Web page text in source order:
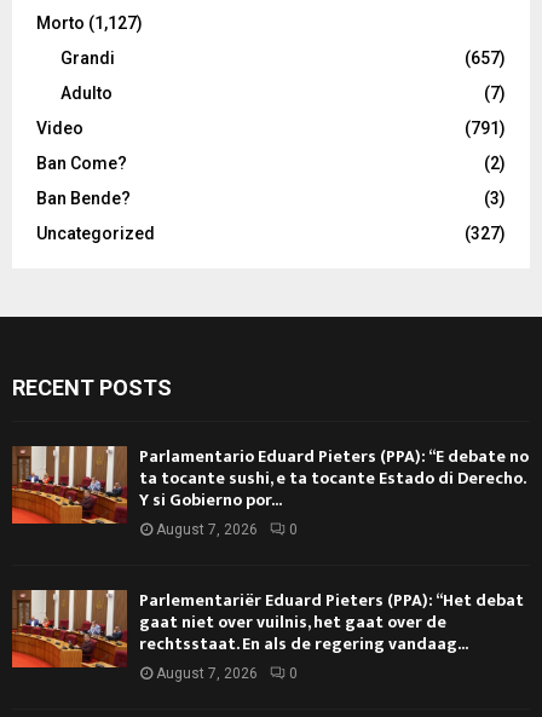
Morto (1,127)
Grandi
(657)
Adulto
(7)
Video
(791)
Ban Come?
(2)
Ban Bende?
(3)
Uncategorized
(327)
RECENT POSTS
Parlamentario Eduard Pieters (PPA): “E debate no
ta tocante sushi, e ta tocante Estado di Derecho.
Y si Gobierno por...
August 7, 2026 0
Parlementariër Eduard Pieters (PPA): “Het debat
gaat niet over vuilnis, het gaat over de
rechtsstaat. En als de regering vandaag...
August 7, 2026 0